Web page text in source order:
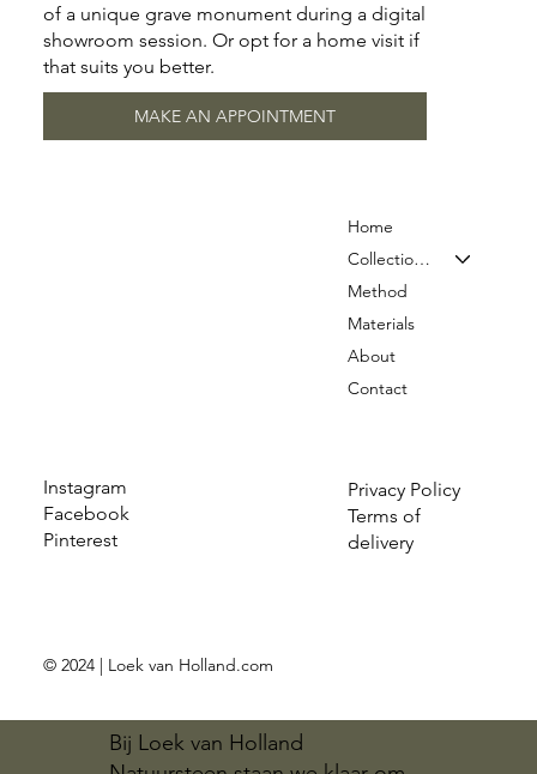
Bij Loek van Holland
Instagram
Facebook
Pinterest
Privacy Policy
Terms of
delivery
Home
Collection & Prices
Method
Materials
About
Contact
© 2024 | Loek van Holland.com
of a unique grave monument during a digital
showroom session. Or opt for a home visit if
that suits you better.
MAKE AN APPOINTMENT